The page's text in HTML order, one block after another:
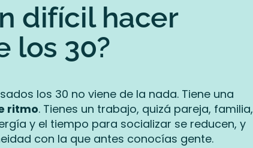
difícil hacer
los 30?
los 30 no viene de la nada. Tiene una
ritmo. Tienes un trabajo, quizá pareja, familia,
y el tiempo para socializar se reducen, y
con la que antes conocías gente.